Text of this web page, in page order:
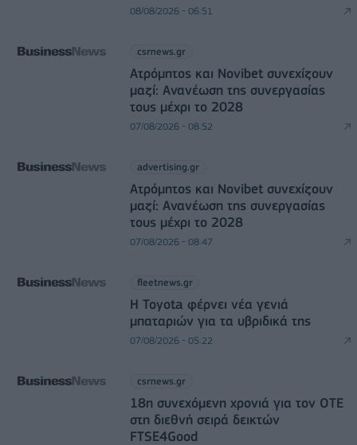
08/08/2026 - 06:51
csrnews.gr
Ατρόμητος και Novibet συνεχίζουν
μαζί: Ανανέωση της συνεργασίας
τους μέχρι το 2028
07/08/2026 - 08:52
advertising.gr
Ατρόμητος και Novibet συνεχίζουν
μαζί: Ανανέωση της συνεργασίας
τους μέχρι το 2028
07/08/2026 - 08:47
fleetnews.gr
Η Toyota φέρνει νέα γενιά
μπαταριών για τα υβριδικά της
07/08/2026 - 05:22
csrnews.gr
18η συνεχόμενη χρονιά για τον ΟΤΕ
στη διεθνή σειρά δεικτών
FTSE4Good